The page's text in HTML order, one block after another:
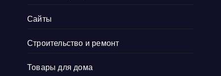
Сайты
Строительство и ремонт
Товары для дома